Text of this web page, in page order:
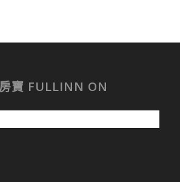
寶 FULLINN ON